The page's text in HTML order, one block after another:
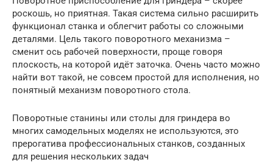
роскошь, но приятная. Такая система сильно расширить
функционал станка и облегчит работы со сложными
деталями. Цель такого поворотного механизма –
сменит ось рабочей поверхности, проще говоря
плоскость, на которой идёт заточка. Очень часто можно
найти вот такой, не совсем простой для исполнения, но
понятный механизм поворотного стола.
Поворотные станины или столы для гриндера во
многих самодельных моделях не используются, это
прерогатива профессиональных станков, созданных
для решения нескольких задач